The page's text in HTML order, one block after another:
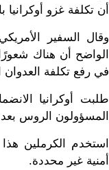
أن تكلفة غزو أوكرانيا
وقال السفير
الواضح أن هناك
في رفع تكلفة
طلبت أوكرانيا
المسؤولون الروس
استخدم الكرملين
أمنية غير محددة.